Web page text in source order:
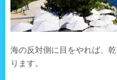
海の反対側に目をやれば、
ります。